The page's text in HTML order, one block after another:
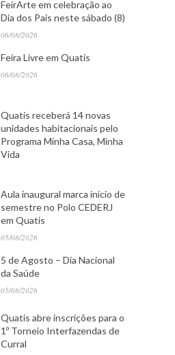
FeirArte em celebração ao
Dia dos Pais neste sábado (8)
06/08/2026
Feira Livre em Quatis
06/08/2026
Quatis receberá 14 novas
unidades habitacionais pelo
Programa Minha Casa, Minha
Vida
Aula inaugural marca início de
semestre no Polo CEDERJ
em Quatis
05/08/2026
5 de Agosto – Dia Nacional
da Saúde
05/08/2026
Quatis abre inscrições para o
1º Torneio Interfazendas de
Curral